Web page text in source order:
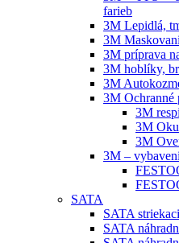
farieb
3M Lepidlá,
3M
3M príprava
3M hoblíky,
3M
3M Ochranné
3M
3M
3M
3M –
SATA
SATA
SATA